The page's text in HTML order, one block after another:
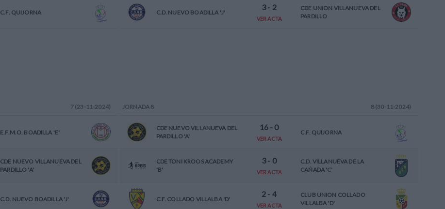
C.F. QUIJORNA C.D. NUEVO BOADILLA 'J'
3- 2
VER ACTA
CDE UNION VILLANUEVA DEL
PARDILLO
7 (23-11-2024)
E.F.M.O. BOADILLA 'E'
CDE NUEVO VILLANUEVA DEL
PARDILLO 'A'
C.D. NUEVO BOADILLA 'J'
JORNADA 8 8 (30-11-2024)
CDE NUEVO VILLANUEVA DEL
PARDILLO 'A'
16- 0
VER ACTA
C.F. QUIJORNA
CDE TONI KROOS ACADEMY
'B'
3- 0
VER ACTA
C.D. VILLANUEVA DE LA
CAÑADA 'C'
C.F. COLLADO VILLALBA 'D'
2 - 4
VER ACTA
CLUB UNION COLLADO
VILLALBA 'D'